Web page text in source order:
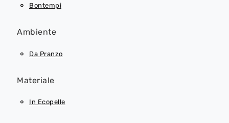
Bontempi
Ambiente
Da Pranzo
Materiale
In Ecopelle